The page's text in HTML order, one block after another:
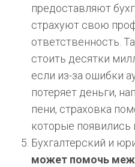
предоставляют
страхуют свою
ответственность.
стоить десятки
если из-за ошибки
потеряет деньги,
пени, страховка
которые появились
Бухгалтерский и
может помочь